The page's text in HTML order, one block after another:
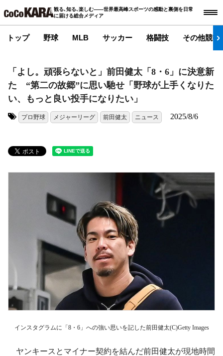
観る､知る､楽しむ――世界最高峰スポーツの感動と裏側を日常
に届ける総合メディア
トップ 野球 MLB サッカー 格闘技 その他競技
「よし。頑張らないと」前田健太「8・6」に決意新
た “第二の故郷”に思い馳せ「野球が上手くなりた
い、もっと良い投手になりたい」
プロ野球 メジャーリーグ 前田健太 ニュース 2025/8/6
インスタグラムに「8・6」への強い思いを記した前田健太(C)Getty Images
ヤンキースとマイナー契約を結んだ前田健太が現地時間